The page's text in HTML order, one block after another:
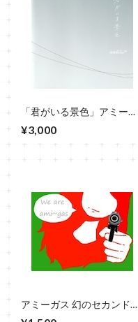
「君がいる景色」アミーガ
¥3,000
アミーガス 幻のセカンドミ